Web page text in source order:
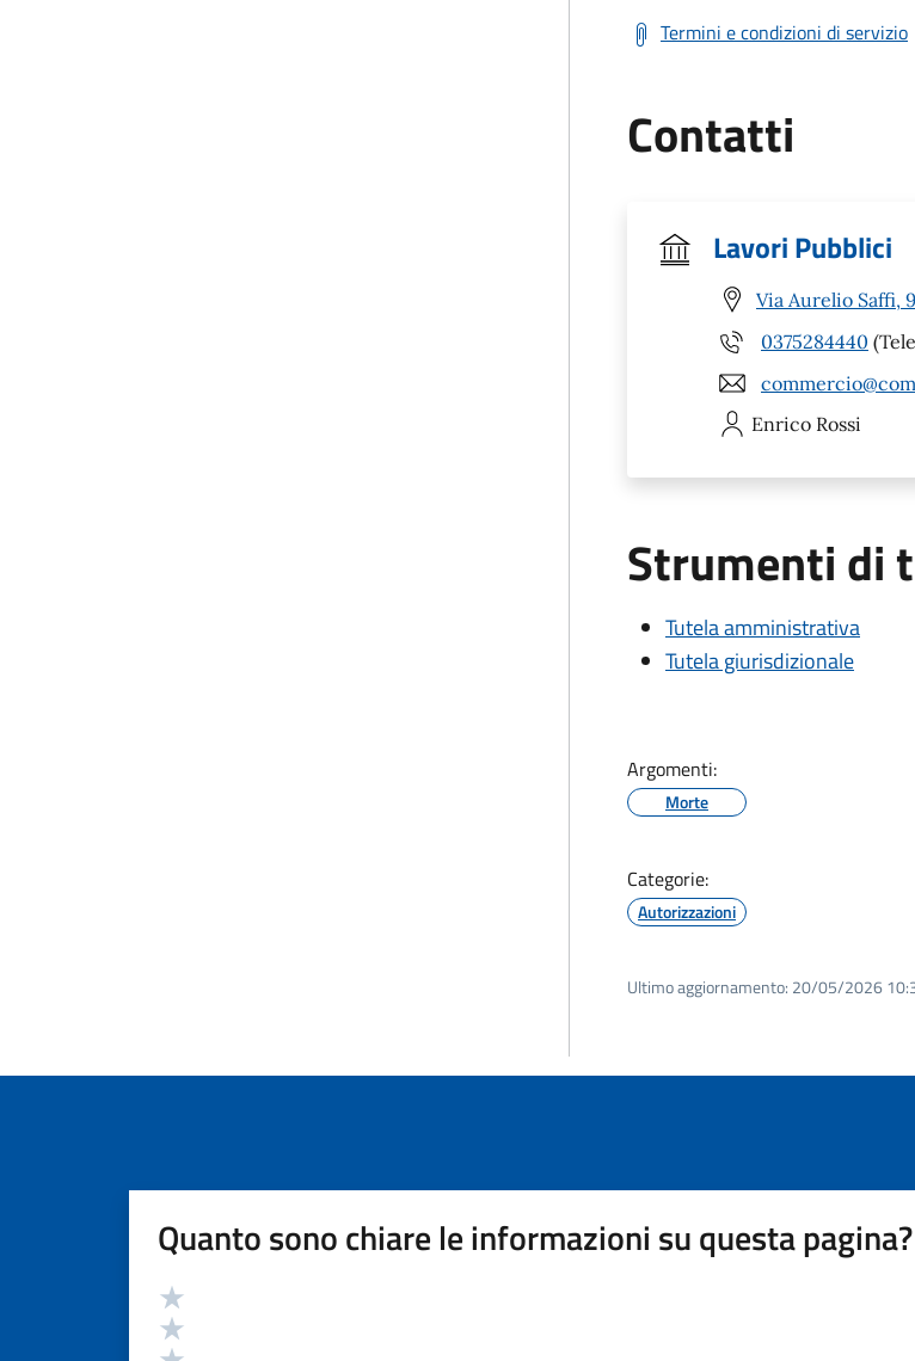
Termini e condizioni di servizio
Contatti
Lavori Pubblici
Via Aurelio Saffi,
0375284440
Enrico Rossi
Strumenti di
Tutela amministrativa
Tutela giurisdizionale
Argomenti:
Morte
Categorie:
Autorizzazioni
Ultimo aggiornamento: 20/05/2026
Quanto sono chiare le informazioni su questa pagina?
Valutazione